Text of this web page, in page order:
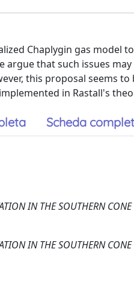
Chaplygin gas model
that such issues
this proposal seems
in Rastall's
Scheda
IN THE SOUTHERN CONE
IN THE SOUTHERN CONE